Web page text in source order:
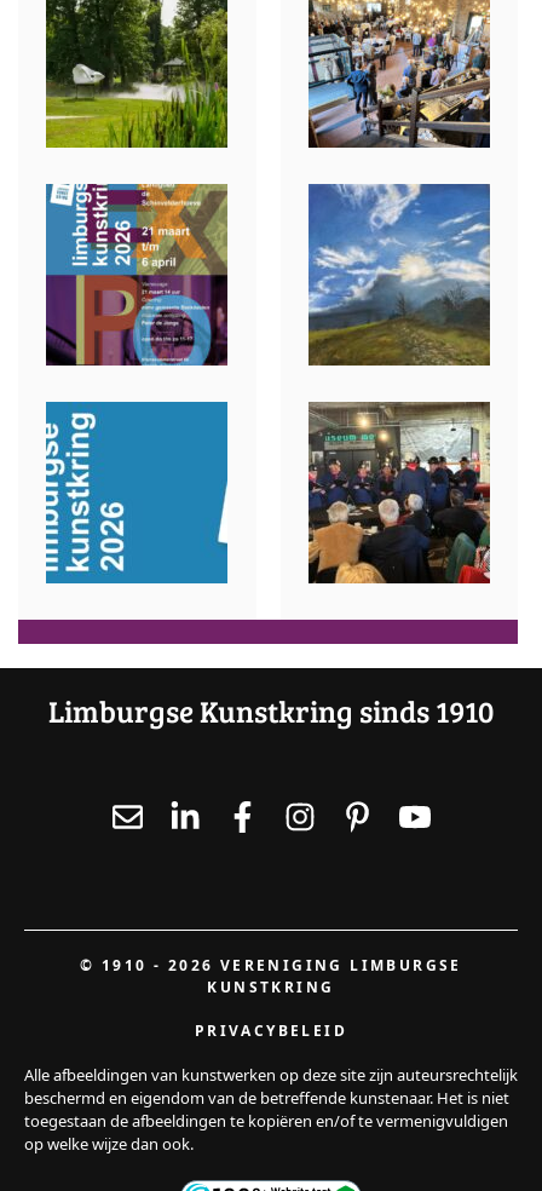
Limburgse Kunstkring sinds 1910
© 1910 - 2026 VERENIGING LIMBURGSE
KUNSTKRING
PRIVACYBELEID
Alle afbeeldingen van kunstwerken op deze site zijn auteursrechtelijk
beschermd en eigendom van de betreffende kunstenaar. Het is niet
toegestaan de afbeeldingen te kopiëren en/of te vermenigvuldigen
op welke wijze dan ook.